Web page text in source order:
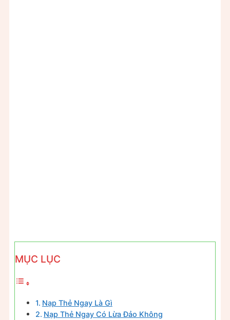
MỤC LỤC
Nạp Thẻ Ngay Là Gì
Nạp Thẻ Ngay Có Lừa Đảo Không